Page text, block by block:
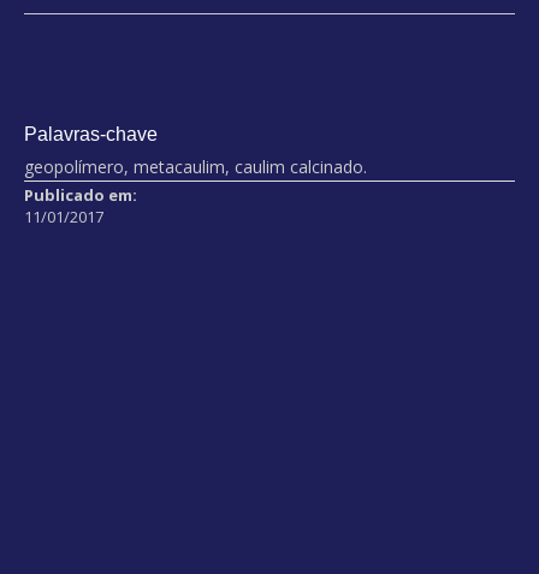
Palavras-chave
geopolímero, metacaulim, caulim calcinado.
Publicado em:
11/01/2017